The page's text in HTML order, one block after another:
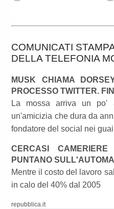
COMUNICATI
DELLA TELEFONIA
MUSK CHIAMA
PROCESSO TWITTER.
La mossa arriva un
un'amicizia che dura da
fondatore del social nei
CERCASI
PUNTANO
Mentre il costo del lavoro
in calo del 40% dal 2005
repubblica.it